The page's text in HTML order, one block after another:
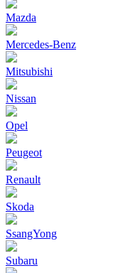
Mazda
Mercedes-Benz
Mitsubishi
Nissan
Opel
Peugeot
Renault
Skoda
SsangYong
Subaru